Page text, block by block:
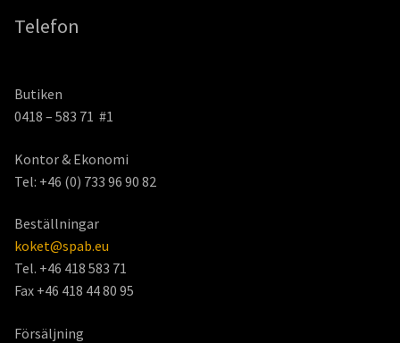
Telefon
Butiken
0418 – 583 71 #1
Kontor & Ekonomi
Tel: +46 (0) 733 96 90 82
Beställningar
koket@spab.eu
Tel. +46 418 583 71
Fax +46 418 44 80 95
Försäljning